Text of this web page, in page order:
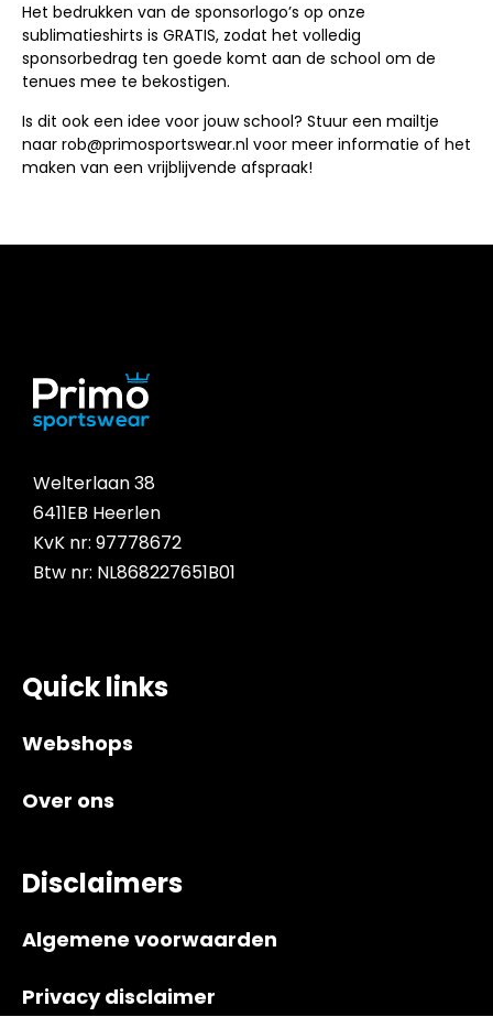
Het bedrukken van de sponsorlogo’s op onze
sublimatieshirts is GRATIS, zodat het volledig
sponsorbedrag ten goede komt aan de school om de
tenues mee te bekostigen.
Is dit ook een idee voor jouw school? Stuur een mailtje
naar rob@primosportswear.nl voor meer informatie of het
maken van een vrijblijvende afspraak!
Welterlaan 38
6411EB Heerlen
KvK nr: 97778672
Btw nr: NL868227651B01
Quick links
Webshops
Over ons
Disclaimers
Algemene voorwaarden
Privacy disclaimer